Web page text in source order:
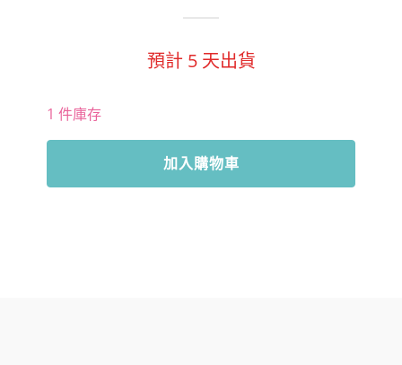
預計 5天出貨
1 件庫存
一
加入購物車